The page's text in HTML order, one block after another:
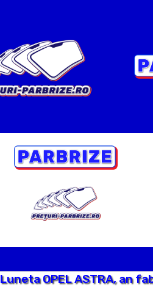
Luneta OPEL ASTRA, an